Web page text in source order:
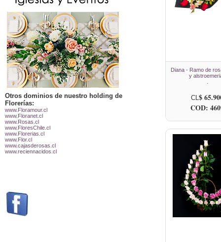
Otros dominios de nuestro holding de
Florerías:
www.Floramour.cl
www.Floranet.cl
www.Rosas.cl
www.FloresChile.cl
www.Florerias.cl
www.Flor.cl
www.cajasderosas.cl
www.reciennacidos.cl
Diana - Ramo de
y
CL$
COD: